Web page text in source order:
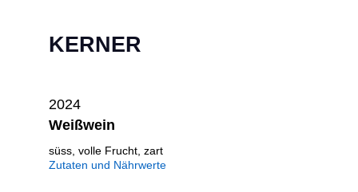
KERNER
2024
Weißwein
süss, volle Frucht, zart
Zutaten und Nährwerte